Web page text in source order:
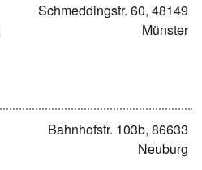
Schmeddingstr. 60, 48149
Münster
Bahnhofstr. 103b, 86633
Neuburg